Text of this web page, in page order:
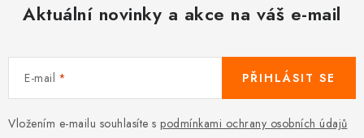
Aktuální novinky a akce na váš e-mail
E-mail
Vložením e-mailu souhlasíte s podmínkami ochrany osobních údajů
PŘIHLÁSIT SE